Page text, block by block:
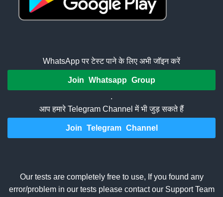
WhatsApp पर टेस्ट पाने के लिए अभी जॉइन करें
Join Whatsapp Group
.
आप हमारे Telegram Channel में भी जुड़ सकते हैं
Join Telegram Channel
Our tests are completely free to use, If you found any
error/problem in our tests please contact our Support Team